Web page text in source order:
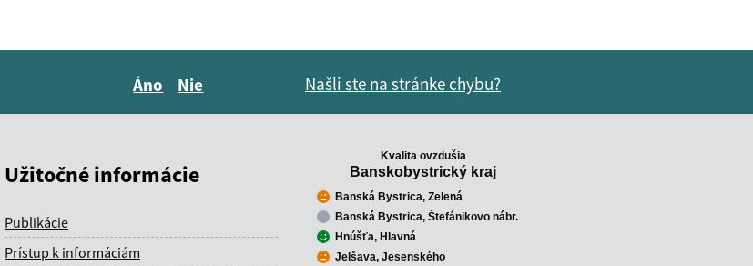
Áno
Nie
Našli ste na stránke chybu?
Užitočné informácie
Publikácie
Prístup k informáciám
Kvalita ovzdušia
Banskobystrický kraj
Banská Bystrica, Zelená
Banská Bystrica, Štefánikovo nábr.
Hnúšťa, Hlavná
Jelšava, Jesenského